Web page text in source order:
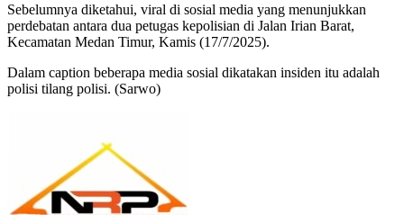
Sebelumnya diketahui, viral di sosial media yang menunjukkan
perdebatan antara dua petugas kepolisian di Jalan Irian Barat,
Kecamatan Medan Timur, Kamis (17/7/2025).
Dalam caption beberapa media sosial dikatakan insiden itu adalah
polisi tilang polisi. (Sarwo)